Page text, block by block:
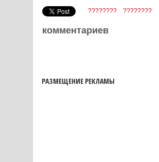
???????? ????????
комментариев
РАЗМЕЩЕНИЕ РЕКЛАМЫ